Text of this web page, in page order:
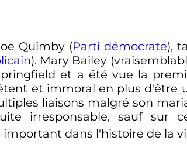
Quimby (Parti démocrate),
). Mary Bailey
et a été vue la
et immoral en plus d'être
liaisons malgré son
irresponsable, sauf sur
important dans l'histoire de la